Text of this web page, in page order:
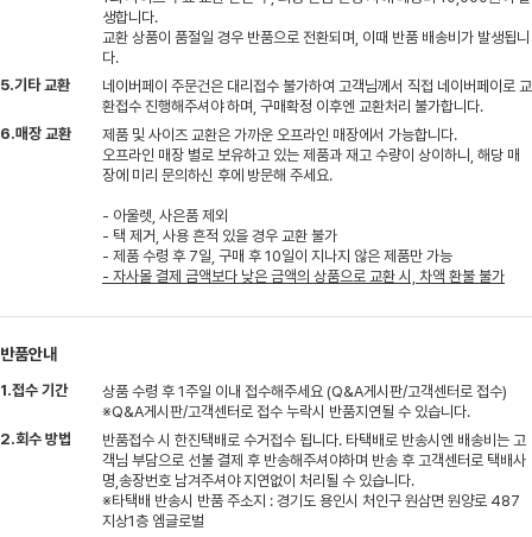
생합니다.
교환 상품이 품절일 경우 반품으로 전환되며, 이때 반품 배송비가 발생됩니
다.
5.기타 교환
네이버페이 주문건은 대리접수 불가하여 고객님께서 직접 네이버페이로 교
환접수 진행해주셔야 하며, 구매확정 이후엔 교환처리 불가합니다.
6.매장 교환
제품 및 사이즈 교환은 가까운 오프라인 매장에서 가능합니다.
오프라인 매장 별로 보유하고 있는 제품과 재고 수량이 상이하니, 해당 매
장에 미리 문의하신 후에 방문해 주세요.
- 아울렛, 사은품 제외
- 택 제거, 사용 흔적 있을 경우 교환 불가
- 제품 수령 후 7일, 구매 후 10일이 지나지 않은 제품만 가능
- 자사몰 결제 금액보다 낮은 금액의 상품으로 교환 시, 차액 환불 불가
반품안내
1.접수 기간
상품 수령 후 1주일 이내 접수해주세요 (Q&A게시판/고객센터로 접수)
※Q&A게시판/고객센터로 접수 누락시 반품지연될 수 있습니다.
2.회수 방법
반품접수 시 한진택배로 수거접수 됩니다. 타택배로 반송시엔 배송비는 고
객님 부담으로 선불 결제 후 반송해주셔야하며 반송 후 고객센터로 택배사
명,송장번호 남겨주셔야 지연없이 처리될 수 있습니다.
※타택배 반송시 반품 주소지 : 경기도 용인시 처인구 원삼면 원양로 487
지상1층 엠글로벌